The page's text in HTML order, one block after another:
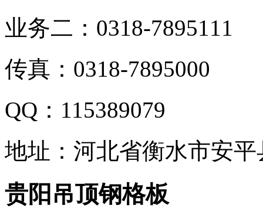
业务二：0318-7895111
传真：0318-7895000
QQ：115389079
地址：河北省衡水市安
贵阳吊顶钢格板